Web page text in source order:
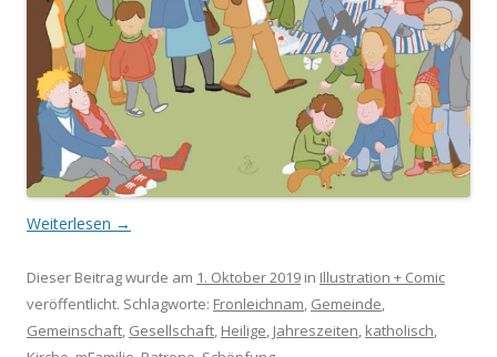
Weiterlesen →
Dieser Beitrag wurde am 1. Oktober 2019 in Illustration + Comic
veröffentlicht. Schlagworte: Fronleichnam, Gemeinde,
Gemeinschaft, Gesellschaft, Heilige, Jahreszeiten, katholisch,